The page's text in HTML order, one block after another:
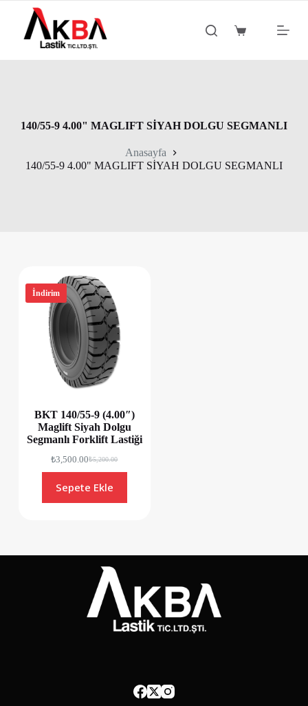
Shopping
140/55-9 4.00" MAGLIFT SİYAH DOLGU SEGMANLI
Anasayfa
140/55-9 4.00" MAGLIFT SİYAH DOLGU SEGMANLI
İndirim
BKT 140/55-9 (4.00″)
Maglift Siyah Dolgu
Segmanlı Forklift Lastiği
₺5,200.00
₺3,500.00
Sepete Ekle